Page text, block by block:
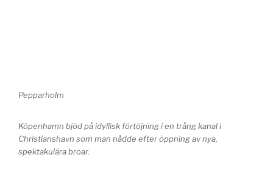
Pepparholm
Köpenhamn bjöd på idyllisk förtöjning i en trång kanal i
Christianshavn som man nådde efter öppning av nya,
spektakulära broar.